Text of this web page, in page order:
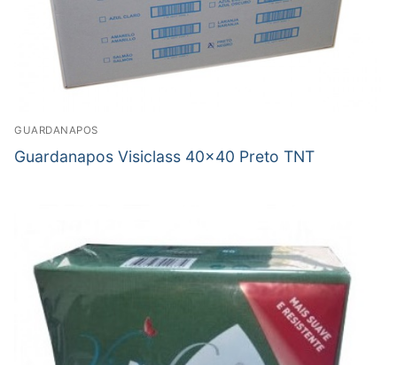
GUARDANAPOS
Guardanapos Visiclass 40×40 Preto TNT